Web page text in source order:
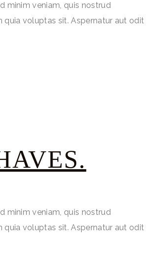
minim veniam, quis nostrud
voluptas sit. Aspernatur aut odit
minim veniam, quis nostrud
voluptas sit. Aspernatur aut odit